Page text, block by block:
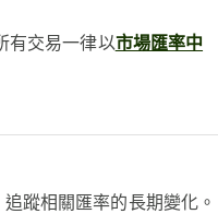
有交易一律以市場匯率中
蹤相關匯率的長期變化。